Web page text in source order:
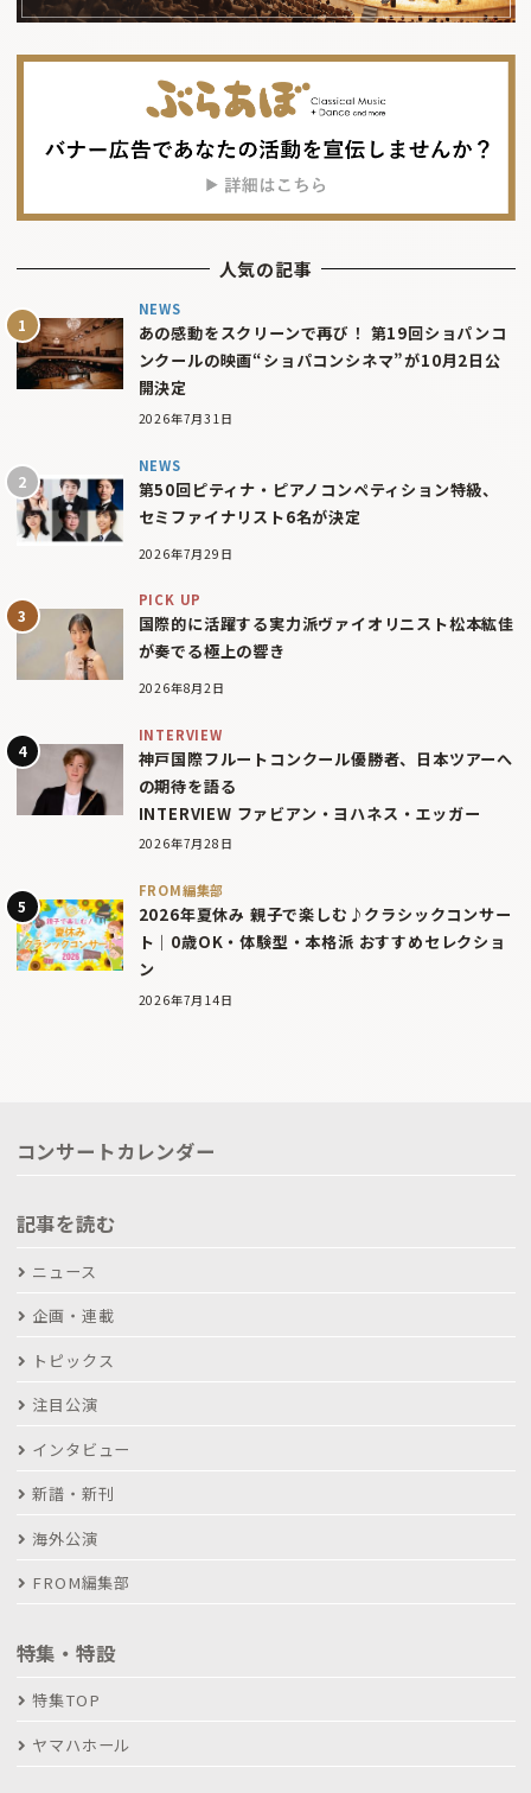
人気の記事
NEWS
あの感動をスクリーンで再び！ 第19回ショパンコ
ンクールの映画“ショパコンシネマ”が10月2日公
開決定
2026年7月31日
NEWS
第50回ピティナ・ピアノコンペティション特級、
セミファイナリスト6名が決定
2026年7月29日
PICK UP
国際的に活躍する実力派ヴァイオリニスト松本紘佳
が奏でる極上の響き
2026年8月2日
INTERVIEW
神戸国際フルートコンクール優勝者、日本ツアーへ
の期待を語る
INTERVIEW ファビアン・ヨハネス・エッガー
2026年7月28日
FROM編集部
2026年夏休み 親子で楽しむ♪クラシックコンサー
ト｜0歳OK・体験型・本格派 おすすめセレクショ
ン
2026年7月14日
コンサートカレンダー
記事を読む
ニュース
企画・連載
トピックス
注目公演
インタビュー
新譜・新刊
海外公演
FROM編集部
特集・特設
特集TOP
ヤマハホール